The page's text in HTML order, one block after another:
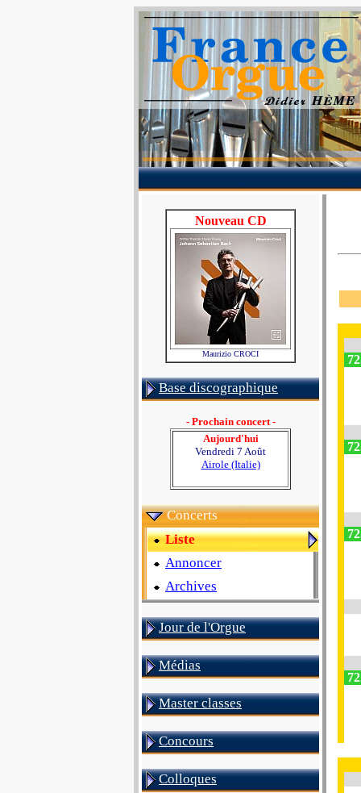
Nouveau CD
Maurizio CROCI
Base discographique
- Prochain concert -
Aujourd'hui
Vendredi 7 Août
Airole (Italie)
Concerts
Liste
Annoncer
Archives
Jour de l'Orgue
Médias
Master classes
Concours
Colloques